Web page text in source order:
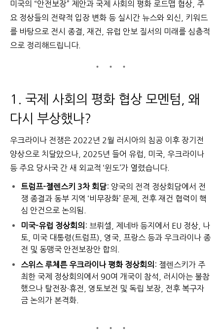
미국의 “안전보장” 제안과 국제 사회의 평화 로드맵 협상, 주
요 정상들의 전략적 입장 변화 등 실시간 뉴스와 외신, 키워드
를 바탕으로 전시 종결, 재건, 유럽 안보 질서의 미래를 심층적
으로 정리해드립니다.
1. 국제 사회의 평화 협상 모멘텀, 왜
다시 부상했나?
우크라이나 전쟁은 2022년 2월 러시아의 침공 이후 장기전
양상으로 치달았으나, 2025년 들어 유럽, 미국, 우크라이나
등 주요 당사국 간 새 외교적 ‘윈도’가 열렸습니다.
트럼프-젤렌스키 3차 회담: 양국의 전격 정상회담에서 전
쟁 종결과 동부 지역 ‘비무장화’ 문제, 전후 재건 협력이 핵
심 안건으로 논의됨.
미국-유럽 정상회의 : 브뤼셀, 제네바 등지에서 EU 정상, 나
토, 미국 대통령(트럼프), 영국, 프랑스 등과 우크라이나 종
전 및 동맹국 안전보장안 합의.
스위스 루체른 우크라이나 평화 정상회의 : 젤렌스키가 주
최한 국제 정상회의에서 90여 개국이 참석, 러시아는 불참
했으나 탈전장·휴전, 영토보전 및 독립 보장, 전후 복구자
금 논의가 본격화.